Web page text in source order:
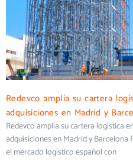
Redevco amplía su cartera
adquisiciones en Madrid y
Redevco amplía su cartera logística
adquisiciones en Madrid y
el mercado logístico español con